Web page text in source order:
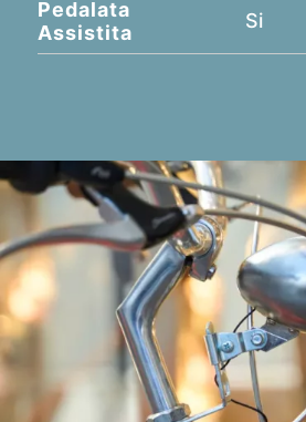
Pedalata
Assistita
Si